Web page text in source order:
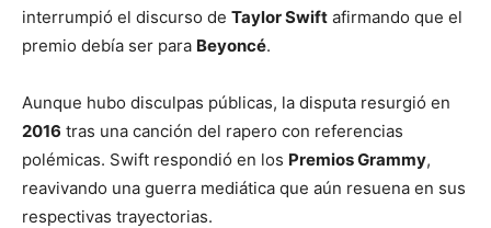
interrumpió el discurso de Taylor Swift afirmando que el
premio debía ser para Beyoncé.
Aunque hubo disculpas públicas, la disputa resurgió en
2016 tras una canción del rapero con referencias
polémicas. Swift respondió en los Premios Grammy,
reavivando una guerra mediática que aún resuena en sus
respectivas trayectorias.